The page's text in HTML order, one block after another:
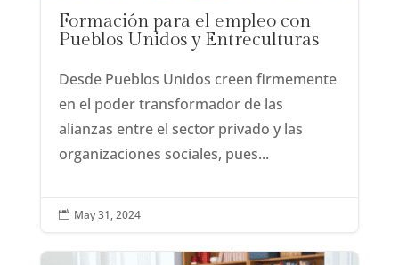
Formación para el empleo con
Pueblos Unidos y Entreculturas
Desde Pueblos Unidos creen firmemente
en el poder transformador de las
alianzas entre el sector privado y las
organizaciones sociales, pues...
 May 31, 2024